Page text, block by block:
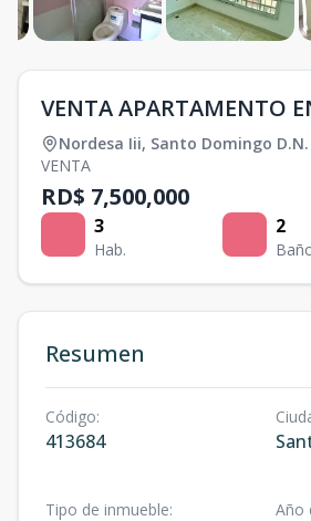
VENTA APARTAMENTO
Nordesa Iii, Santo Domingo D.N.
VENTA
RD$ 7,500,000
3
Hab.
2
Resumen
Código:
413684
Tipo de inmueble: Año